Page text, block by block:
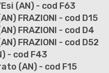
(AN) - cod F63
FRAZIONI - cod D15
FRAZIONI - cod D4
FRAZIONI - cod D52
- cod F43
(AN) - cod F15